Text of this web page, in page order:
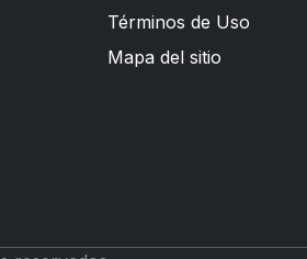
Términos de Uso
Mapa del sitio